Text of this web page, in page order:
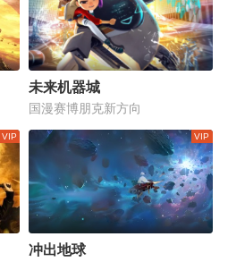
未来机器城
国漫赛博朋克新方向
冲出地球